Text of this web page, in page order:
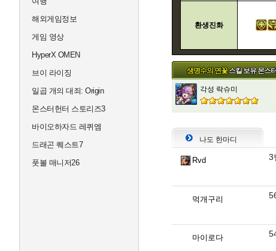
해외게임정보
게임 영상
HyperX OMEN
브이 라이징
일곱 개의 대죄: Origin
몬스터헌터 스토리즈3
바이오하자드 레퀴엠
드래곤 퀘스트7
풋볼 매니저26
환생진화
생명수의 연꽃스킬 보유 몬스터
각성 락슈미
나도 한마디
Rvd 3
먹개구리
마이로다